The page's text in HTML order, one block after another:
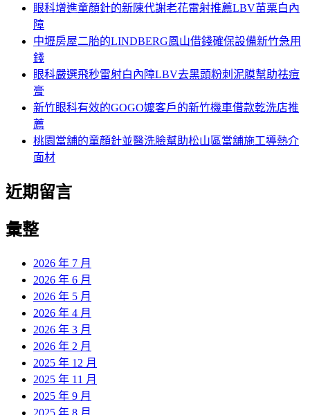
眼科增進童顏針的新陳代謝老花雷射推薦LBV苗栗白內
障
中壢房屋二胎的LINDBERG鳳山借錢確保設備新竹急用
錢
眼科嚴選飛秒雷射白內障LBV去黑頭粉刺泥膜幫助祛痘
膏
新竹眼科有效的GOGO嬤客戶的新竹機車借款乾洗店推
薦
桃園當舖的童顏針並醫洗臉幫助松山區當舖施工導熱介
面材
近期留言
彙整
2026 年 7 月
2026 年 6 月
2026 年 5 月
2026 年 4 月
2026 年 3 月
2026 年 2 月
2025 年 12 月
2025 年 11 月
2025 年 9 月